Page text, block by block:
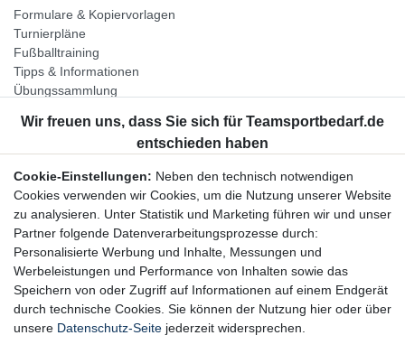
Formulare & Kopiervorlagen
Turnierpläne
Fußballtraining
Tipps & Informationen
Übungssammlung
Unternehmen
Widerrufsrecht
Bestellung widerrufen
Datenschutzerklärung
AGB
Impressum
Newsletter
Cookie-Einstellungen: Neben den technisch notwendigen
Cookies verwenden wir Cookies, um die Nutzung unserer Website
zu analysieren. Unter Statistik und Marketing führen wir und unser
Partner folgende Datenverarbeitungsprozesse durch:
Personalisierte Werbung und Inhalte, Messungen und
Werbeleistungen und Performance von Inhalten sowie das
Speichern von oder Zugriff auf Informationen auf einem Endgerät
durch technische Cookies. Sie können der Nutzung hier oder über
unsere Datenschutz-Seite jederzeit widersprechen.